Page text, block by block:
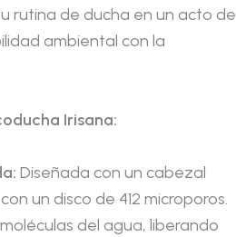
rutina de ducha en un acto de
ambiental con la
Irisana:
Diseñada con un cabezal
un disco de 412 microporos.
del agua, liberando